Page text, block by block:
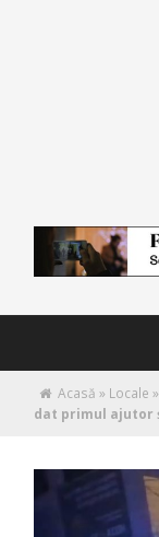
Acasă » Locale
dat primul ajutor